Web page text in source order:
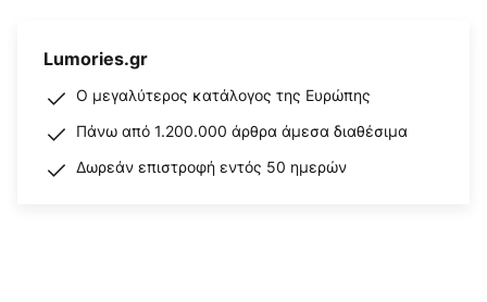
Lumories.gr
Ο μεγαλύτερος κατάλογος της Ευρώπης
Πάνω από 1.200.000 άρθρα άμεσα διαθέσιμα
Δωρεάν επιστροφή εντός 50 ημερών